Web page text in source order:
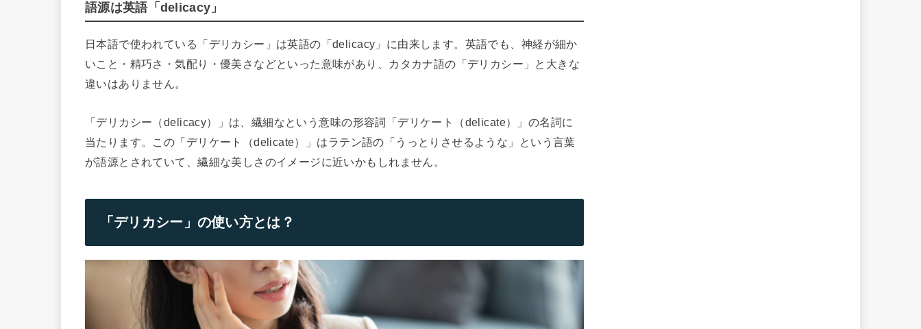
語源は英語「delicacy」
日本語で使われている「デリカシー」は英語の「delicacy」に由来します。英語でも、神経が細か
いこと・精巧さ・気配り・優美さなどといった意味があり、カタカナ語の「デリカシー」と大きな
違いはありません。
「デリカシー（delicacy）」は、繊細なという意味の形容詞「デリケート（delicate）」の名詞に
当たります。この「デリケート（delicate）」はラテン語の「うっとりさせるような」という言葉
が語源とされていて、繊細な美しさのイメージに近いかもしれません。
「デリカシー」の使い方とは？